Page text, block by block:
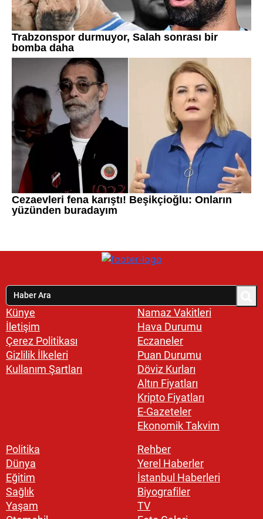
Künye
İletişim
Çerez Politikası
Gizlilik İlkeleri
Kullanım Şartları
Namaz Vakitleri
Hava Durumu
Eczaneler
Puan Durumu
Döviz Kurları
Altın Fiyatları
Kripto Fiyatları
E-Gazeteler
Ekonomik Takvim
Politika
Dünya
Eğitim
Sağlık
Yaşam
Rehber
Yerel Haberler
İstanbul Haberleri
Biyografiler
TV